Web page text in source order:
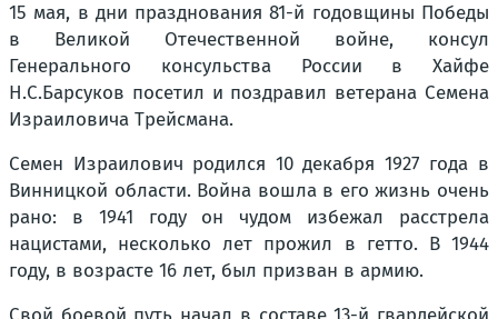
15 мая, в дни празднования 81-й годовщины Победы
в Великой Отечественной войне, консул
Генерального консульства России в Хайфе
Н.С.Барсуков посетил и поздравил ветерана Семена
Израиловича Трейсмана.
Семен Израилович родился 10 декабря 1927 года в
Винницкой области. Война вошла в его жизнь очень
рано: в 1941 году он чудом избежал расстрела
нацистами, несколько лет прожил в гетто. В 1944
году, в возрасте 16 лет, был призван в армию.